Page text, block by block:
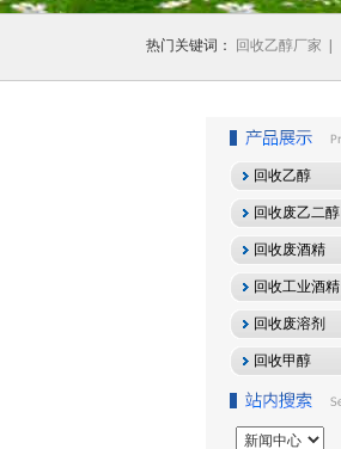
热门关键词： 回收乙醇厂家
回收乙醇
回收废乙二醇
回收废酒精
回收工业酒精
回收废溶剂
回收甲醇